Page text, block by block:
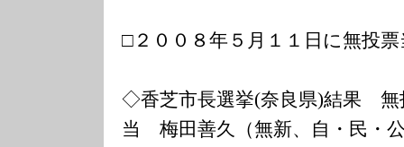
□２００８年５月１１日に無投
◇香芝市長選挙(奈良県)結果 無
当 梅田善久（無新、自・民・